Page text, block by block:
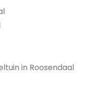
in Roosendaal